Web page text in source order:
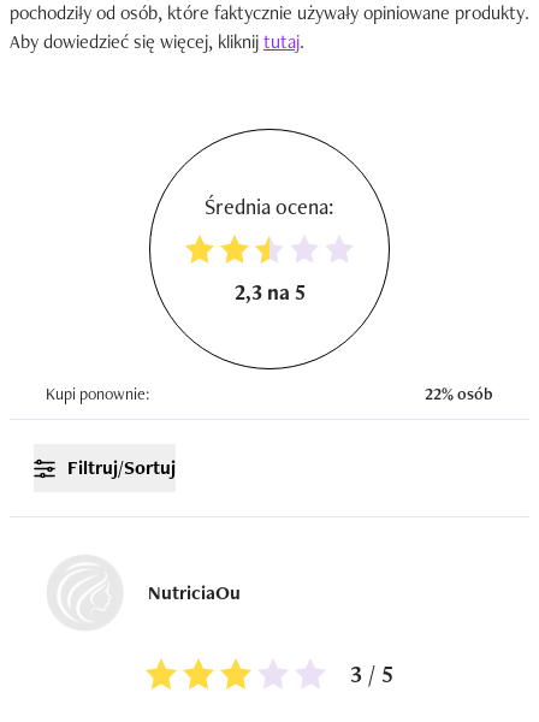
pochodziły od osób, które faktycznie używały opiniowane produkty.
Aby dowiedzieć się więcej, kliknijtutaj.
Średnia ocena:
2,3 na 5
Kupi ponownie: 22% osób
Filtruj/Sortuj
NutriciaOu
3 / 5